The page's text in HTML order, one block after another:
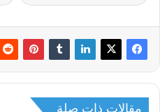
مقالات ذات صلة